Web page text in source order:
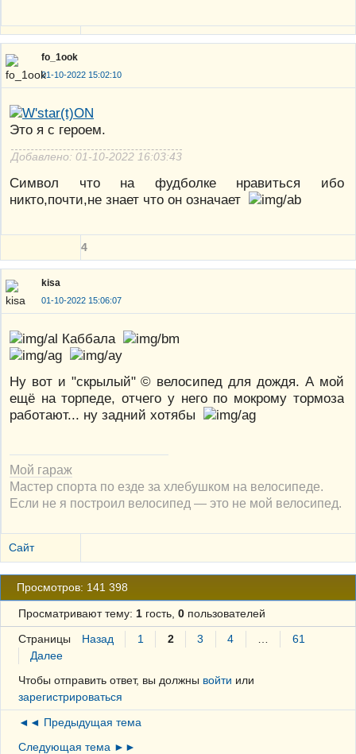
fo_1ook
01-10-2022 15:02:10
Это я с героем.
Добавлено: 01-10-2022 16:03:43
Символ что на фудболке нравиться ибо
никто,почти,не знает что он означает
4
kisa
01-10-2022 15:06:07
Каббала
Ну вот и "скрылый" © велосипед для дождя. А мой
ещё на торпеде, отчего у него по мокрому тормоза
работают... ну задний хотябы
Мой гараж
Мастер спорта по езде за хлебушком на велосипеде.
Если не я построил велосипед — это не мой велосипед.
Сайт
Просмотров: 141 398
Просматривают тему: 1гость, 0пользователей
Страницы Назад 1 2 3 4
61
Далее
Чтобы отправить ответ, вы должны войти или
зарегистрироваться
◄◄ Предыдущая тема
Следующая тема ►►